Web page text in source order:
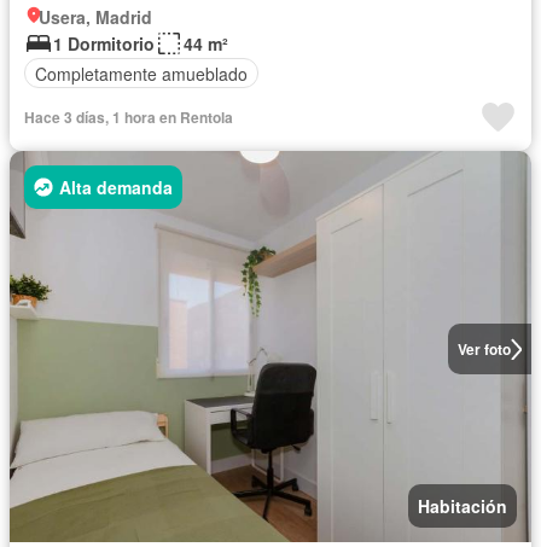
Usera, Madrid
1 Dormitorio
44 m²
Completamente amueblado
Hace 3 días, 1 hora en Rentola
Ver foto
Alta demanda
Habitación